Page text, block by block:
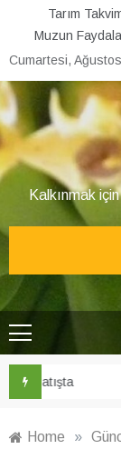
content
Tarım
Muzun
Cumartesi,
Kalkınmak
Şubat ayı
Home »